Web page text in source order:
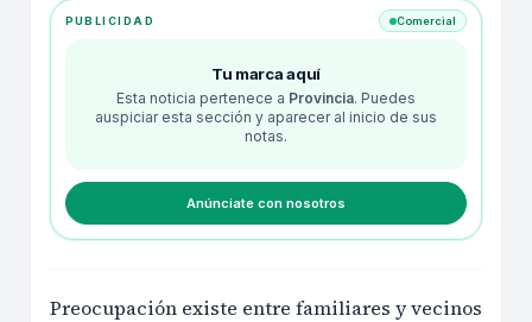
PUBLICIDAD Comercial
Tu marca aquí
Esta noticia pertenece a Provincia. Puedes
auspiciar esta sección y aparecer al inicio de sus
notas.
Anúnciate con nosotros
Preocupación existe entre familiares y vecinos